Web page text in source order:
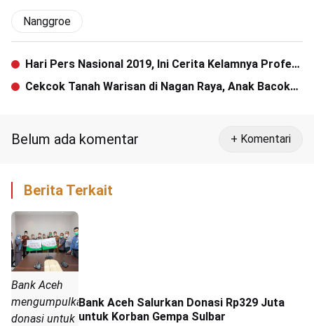
Nanggroe
Hari Pers Nasional 2019, Ini Cerita Kelamnya Profesi
Wartawan
Cekcok Tanah Warisan di Nagan Raya, Anak Bacok
Belum ada komentar + Komentari
Berita Terkait
Bank Aceh
mengumpulkan
donasi untuk
Bank Aceh Salurkan Donasi Rp329 Juta
untuk Korban Gempa Sulbar